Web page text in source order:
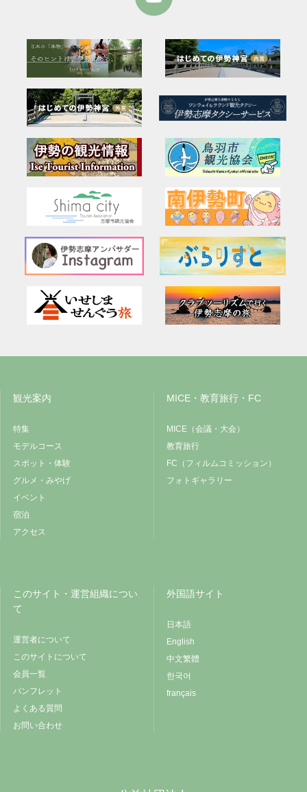
観光案内
特集
モデルコース
スポット・体験
グルメ・みやげ
イベント
宿泊
アクセス
MICE・教育旅行・FC
MICE（会議・大会）
教育旅行
FC（フィルムコミッション）
フォトギャラリー
このサイト・運営組織につい
て
運営者について
このサイトについて
会員一覧
パンフレット
よくある質問
お問い合わせ
外国語サイト
日本語
English
中文繁體
한국어
français